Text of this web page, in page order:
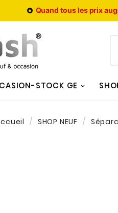
 Quand tous les prix
STOCK GE
SHOP NEUF